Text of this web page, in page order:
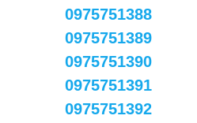
0975751388
0975751389
0975751390
0975751391
0975751392